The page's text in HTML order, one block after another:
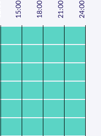
15:00 18:00 21:00 24:00